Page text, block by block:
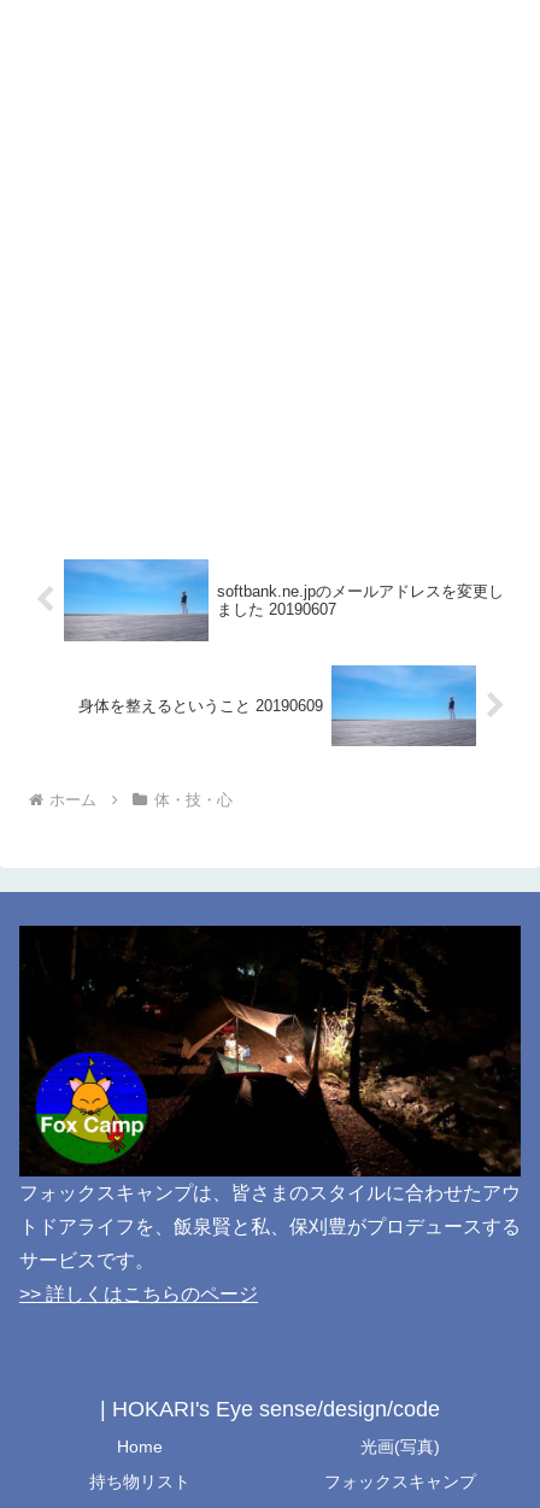
softbank.ne.jpのメールアドレスを変更し
ました 20190607
身体を整えるということ 20190609
ホーム 体・技・心
フォックスキャンプは、皆さまのスタイルに合わせたアウ
トドアライフを、飯泉賢と私、保刈豊がプロデュースする
サービスです。
>> 詳しくはこちらのページ
| HOKARI's Eye sense/design/code
Home
光画(写真)
持ち物リスト
フォックスキャンプ